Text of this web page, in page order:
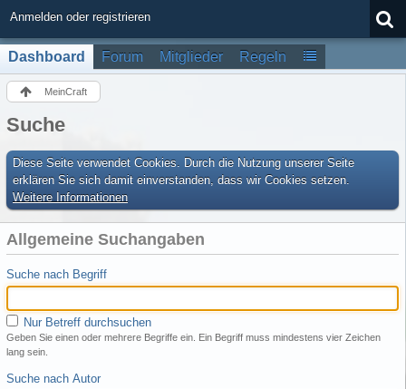
Anmelden oder registrieren
Dashboard Forum Mitglieder Regeln
MeinCraft
Suche
Diese Seite verwendet Cookies. Durch die Nutzung unserer Seite
erklären Sie sich damit einverstanden, dass wir Cookies setzen.
Weitere Informationen
Allgemeine Suchangaben
Suche nach Begriff
Nur Betreff durchsuchen
Geben Sie einen oder mehrere Begriffe ein. Ein Begriff muss mindestens vier Zeichen
lang sein.
Suche nach Autor